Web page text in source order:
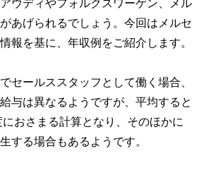
ウディやフォルクスワーゲン、メル
あげられるでしょう。今回はメルセ
報を基に、年収例をご紹介します。
セールススタッフとして働く場合、
与は異なるようですが、平均すると
おさまる計算となり、そのほかに
する場合もあるようです。